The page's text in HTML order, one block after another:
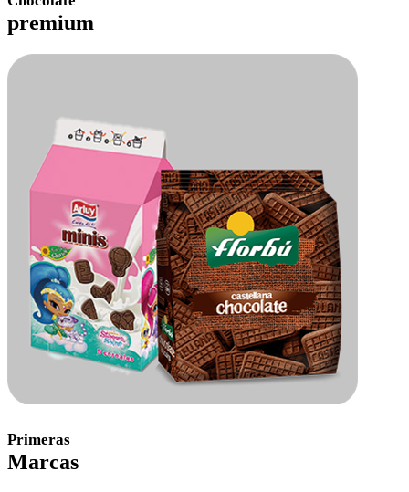
premium
Primeras
Marcas